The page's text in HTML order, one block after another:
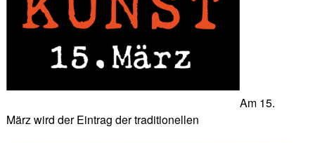
Am 15.
März wird der Eintrag der traditionellen